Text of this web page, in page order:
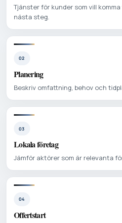
Tjänster för kunder som vill
nästa steg.
02
Planering
Beskriv omfattning, behov och
03
Lokala företag
Jämför aktörer som är relevanta
04
Offertstart